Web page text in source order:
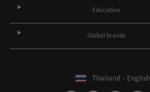
Education
Global brands
Thailand – English